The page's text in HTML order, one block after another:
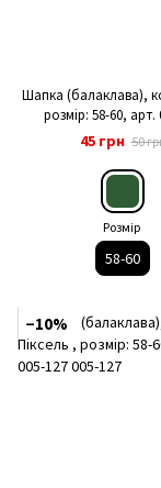
Шапка (балаклава),
розмір: 58-60, арт.
45 грн 50
Розмір
58-60
−10%